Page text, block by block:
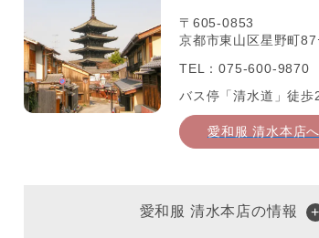
〒605-0853
京都市東山区星野町87
TEL：075-600-9870
バス停「清水道」徒歩
愛和服 清水本店へ
愛和服 清水本店の情報